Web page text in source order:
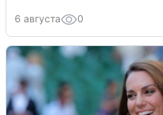
6 августа 0